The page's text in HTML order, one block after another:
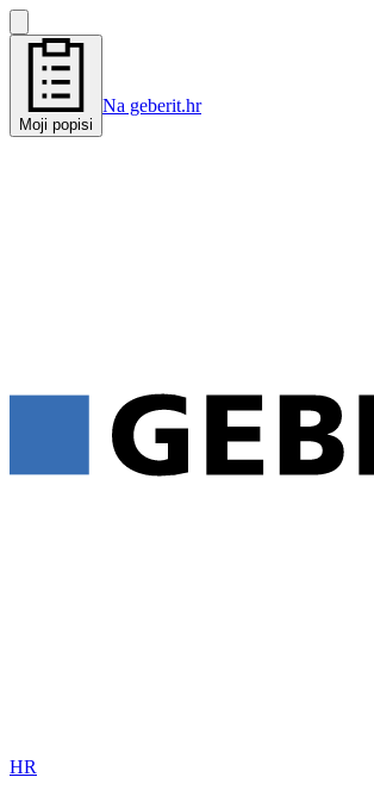
Moji popisi
Na geberit.hr
HR